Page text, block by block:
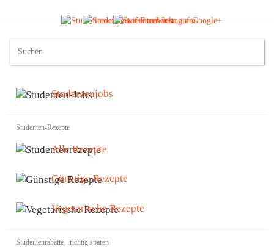
Studentenjobs
Studenten-Rezepte
Alle Rezepte
Günstige Rezepte
Vegetarische Rezepte
Studentenrabatte - richtig sparen